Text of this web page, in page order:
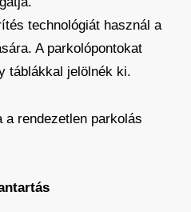
technológiát használ a
A parkolópontokat
táblákkal jelölnék ki.
rendezetlen parkolás